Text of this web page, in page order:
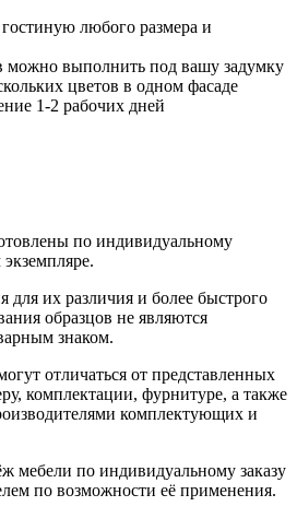
любого размера и
можно выполнить под вашу задумку
цветов в одном фасаде
1-2 рабочих дней
по индивидуальному
их различия и более быстрого
образцов не являются
знаком.
отличаться от представленных
комплектации, фурнитуре, а также
комплектующих и
мебели по индивидуальному заказу
по возможности её применения.